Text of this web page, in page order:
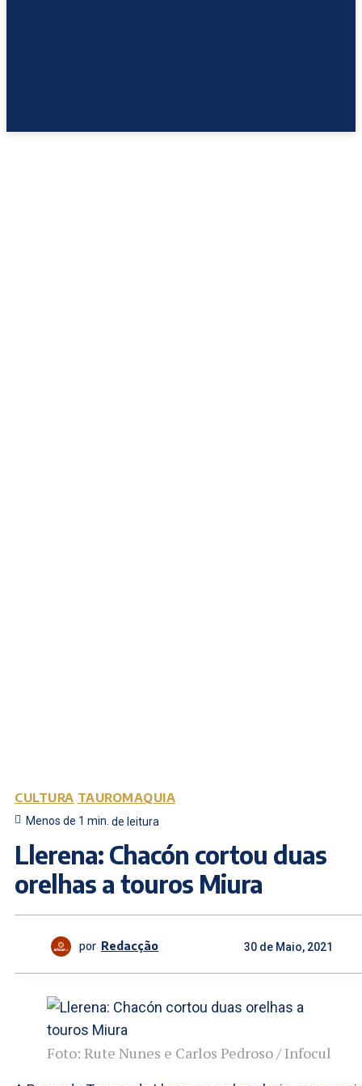
CULTURA TAUROMAQUIA
Menos de 1 min. de leitura
Llerena: Chacón cortou duas
orelhas a touros Miura
por Redacção 30 de Maio, 2021
Foto: Rute Nunes e Carlos Pedroso / Infocul